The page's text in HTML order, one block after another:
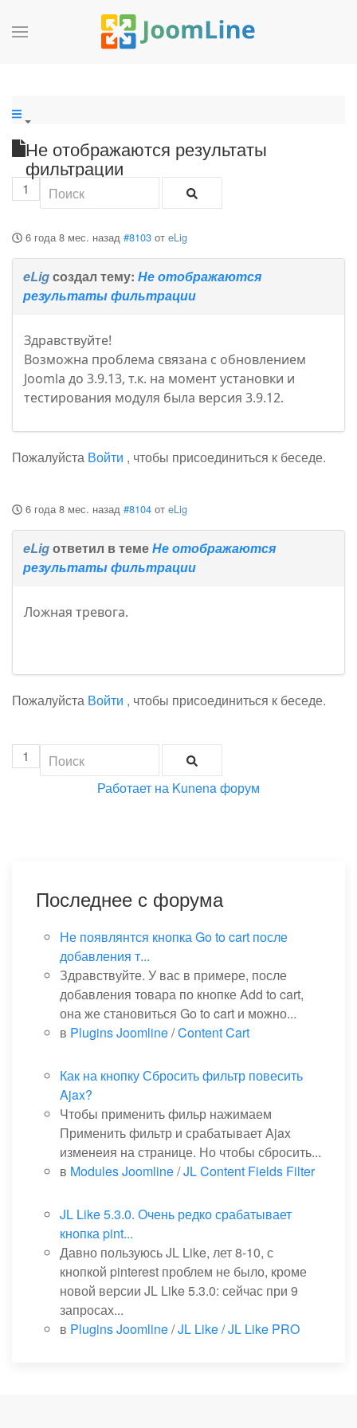
Не отображаются результаты
фильтрации
1
6 года 8 мес. назад #8103 от eLig
eLigсоздал тему: Не отображаются
результаты фильтрации
Здравствуйте!
Возможна проблема связана с обновлением
Joomla до 3.9.13, т.к. на момент установки и
тестирования модуля была версия 3.9.12.
Пожалуйста Войти , чтобы присоединиться к беседе.
6 года 8 мес. назад #8104 от eLig
eLigответил в темеНе отображаются
результаты фильтрации
Ложная тревога.
Пожалуйста Войти , чтобы присоединиться к беседе.
1
Работает на Kunena форум
Последнее с форума
Не появлянтся кнопка Go to cart после
добавления т...
Здравствуйте. У вас в примере, после
добавления товара по кнопке Add to cart,
она же становиться Go to cart и можно...
в Plugins Joomline/Content Cart
Как на кнопку Сбросить фильтр повесить
Ajax?
Чтобы применить фильр нажимаем
Применить фильтр и срабатывает Ajax
изменеия на странице. Но чтобы сбросить...
в Modules Joomline/JL Content Fields Filter
JL Like 5.3.0. Очень редко срабатывает
кнопка pint...
Давно пользуюсь JL Like, лет 8-10, с
кнопкой pinterest проблем не было, кроме
новой версии JL Like 5.3.0: сейчас при 9
запросах...
в Plugins Joomline/JL Like / JL Like PRO